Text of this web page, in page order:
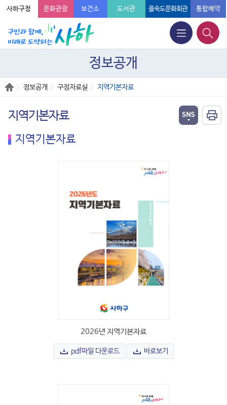
사하구청 문화관광 보건소 도서관 을숙도문화회관 통합예약
정보공개
정보공개 구정자료실 지역기본자료
지역기본자료
지역기본자료
2026년 지역기본자료
pdf파일 다운로드 바로보기